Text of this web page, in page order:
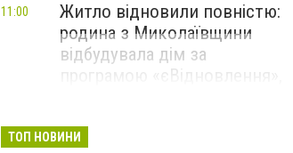
Житло відновили повністю:
родина з Миколаївщини
відбудувала дім за
програмою «єВідновлення»,
11:00
ТОП НОВИНИ